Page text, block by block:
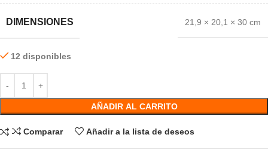
DIMENSIONES 21,9 × 20,1 × 30 cm
12 disponibles
AÑADIR AL CARRITO
Comparar Añadir a la lista de deseos